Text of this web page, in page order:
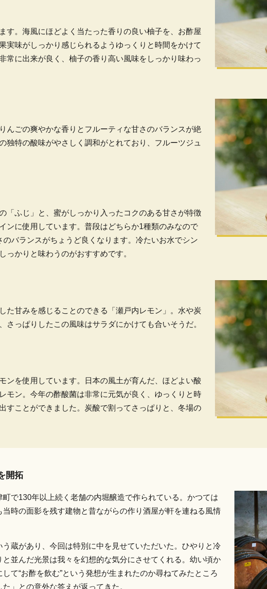
す。海風にほどよく当たった香りの良い柚子を、お酢屋
実味がしっかり感じられるようゆっくりと時間をかけて
常に出来が良く、柚子の香り高い風味をしっかり味わっ
んごの爽やかな香りとフルーティな甘さのバランスが絶
独特の酸味がやさしく調和がとれており、フルーツジュ
「ふじ」と、蜜がしっかり入ったコクのある甘さが特徴
ンに使用しています。普段はどちらか1種類のみなので
バランスがちょうど良くなります。冷たいお水でシン
っかりと味わうのがおすすめです。
た甘みを感じることのできる「瀬戸内レモン」。水や炭
さっぱりしたこの風味はサラダにかけても合いそうだ。
ンを使用しています。日本の風土が育んだ、ほどよい酸
モン。今年の酢酸菌は非常に元気が良く、ゆっくりと時
すことができました。炭酸で割ってさっぱりと、冬場の
開拓
で130年以上続く老舗の内堀醸造で作られている。かつては
時の面影を残す建物と昔ながらの作り酒屋が軒を連ねる風情
蔵があり、今回は特別に中を見せていただいた。ひやりと冷
並んだ光景は我々を幻想的な気分にさせてくれる。幼い頃か
て“お酢を飲む”という発想が生まれたのか尋ねてみたところ
」との意外な答えが返ってきた。